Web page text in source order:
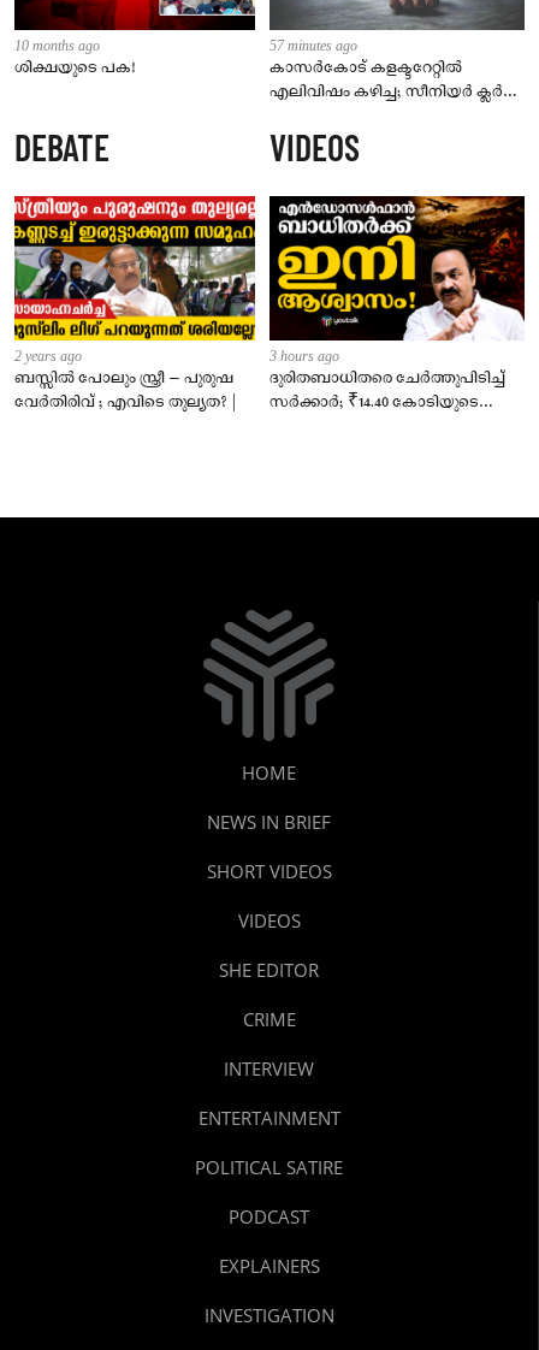
10 months ago
ശിക്ഷയുടെ പക!
57 minutes ago
കാസർകോട് കളക്ടറേറ്റിൽ
എലിവിഷം കഴിച്ച; സീനിയർ ക്ലർക്ക്
DEBATE
2 years ago
ബസ്സിൽ പോലും സ്ത്രീ – പുരുഷ
വേർതിരിവ് ; എവിടെ തുല്യത? |
VIDEOS
3 hours ago
ദുരിതബാധിതരെ ചേർത്തുപിടിച്ച്
സർക്കാർ; ₹14.40 കോടിയുടെ
HOME
NEWS IN BRIEF
SHORT VIDEOS
VIDEOS
SHE EDITOR
CRIME
INTERVIEW
ENTERTAINMENT
POLITICAL SATIRE
PODCAST
EXPLAINERS
INVESTIGATION